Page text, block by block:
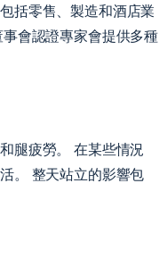
括零售、製造和酒店業
會認證專家會提供多種
腿疲勞。 在某些情況
。 整天站立的影響包